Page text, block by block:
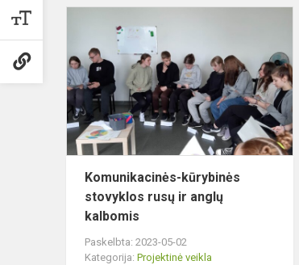
ir
Komunikacinės-kūrybinės
stovyklos rusų ir anglų
kalbomis
Paskelbta: 2023-05-02
Kategorija: Projektinė veikla